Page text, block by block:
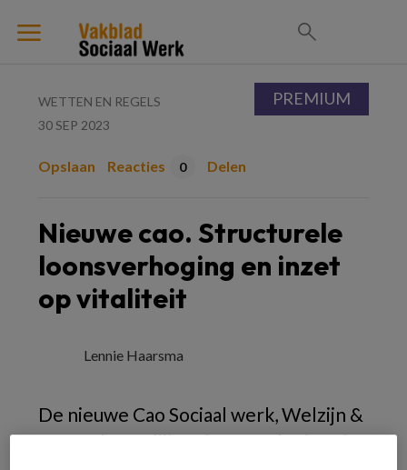
WETTEN EN REGELS
30 SEP 2023
Opslaan Reacties 0 Delen
Nieuwe cao. Structurele
loonsverhoging en inzet
op vitaliteit
Lennie Haarsma
De nieuwe Cao Sociaal werk, Welzijn &
Maatschappelijke Dienstverlening ging
PREMIUM